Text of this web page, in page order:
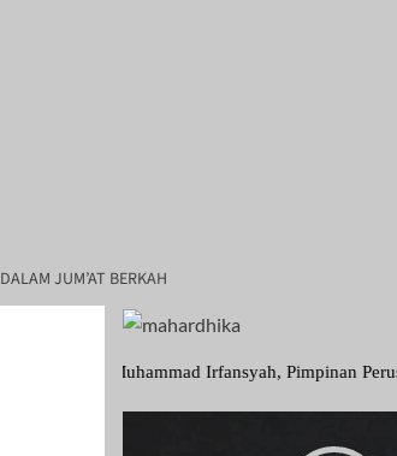
JUM’AT BERKAH
: Muhammad Irfansyah, Pimpinan